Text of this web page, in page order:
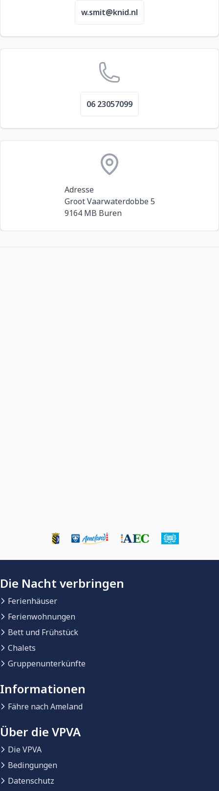
w.smit@knid.nl
06 23057099
Adresse
Groot Vaarwaterdobbe 5
9164 MB Buren
Die Nacht verbringen
Ferienhäuser
Ferienwohnungen
Bett und Frühstück
Chalets
Gruppenunterkünfte
Informationen
Fähre nach Ameland
Über die VPVA
Die VPVA
Bedingungen
Datenschutz